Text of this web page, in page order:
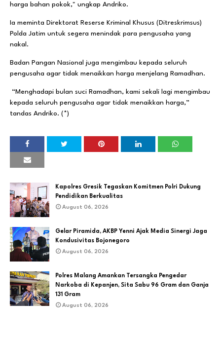
harga bahan pokok," ungkap Andriko.
Ia meminta Direktorat Reserse Kriminal Khusus (Ditreskrimsus)
Polda Jatim untuk segera menindak para pengusaha yang
nakal.
Badan Pangan Nasional juga mengimbau kepada seluruh
pengusaha agar tidak menaikkan harga menjelang Ramadhan.
“Menghadapi bulan suci Ramadhan, kami sekali lagi mengimbau
kepada seluruh pengusaha agar tidak menaikkan harga,”
tandas Andriko. (*)
Kapolres Gresik Tegaskan Komitmen Polri Dukung
Pendidikan Berkualitas
August 06, 2026
Gelar Piramida, AKBP Yenni Ajak Media Sinergi Jaga
Kondusivitas Bojonegoro
August 06, 2026
Polres Malang Amankan Tersangka Pengedar
Narkoba di Kepanjen, Sita Sabu 96 Gram dan Ganja
131 Gram
August 06, 2026